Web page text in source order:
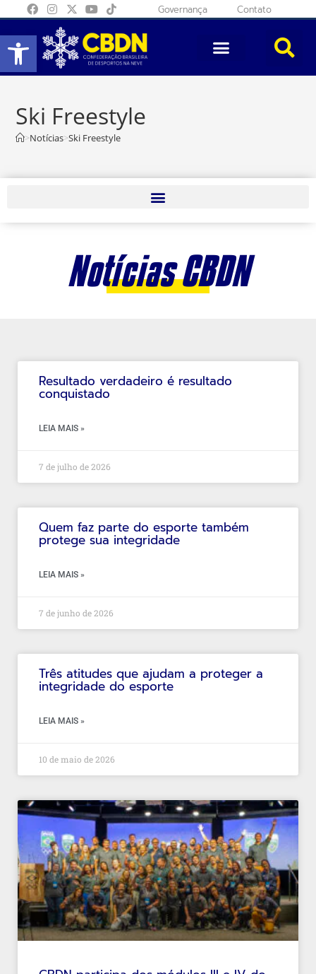
Abrir a barra de ferramentas
Governança Contato
Ski Freestyle
>Notícias>Ski Freestyle
Notícias CBDN
Resultado verdadeiro é resultado
conquistado
LEIA MAIS »
7 de julho de 2026
Quem faz parte do esporte também
protege sua integridade
LEIA MAIS »
7 de junho de 2026
Três atitudes que ajudam a proteger a
integridade do esporte
LEIA MAIS »
10 de maio de 2026